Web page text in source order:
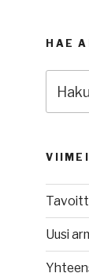
HAE
Uusi